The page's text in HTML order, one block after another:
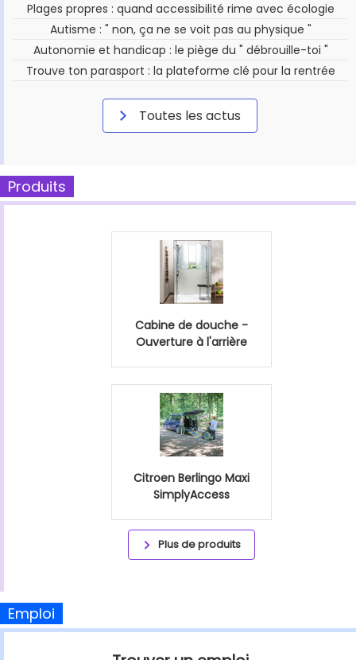
Plages propres : quand accessibilité rime avec écologie
Autisme : " non, ça ne se voit pas au physique "
Autonomie et handicap : le piège du " débrouille-toi "
Trouve ton parasport : la plateforme clé pour la rentrée
Toutes les actus
Produits
Cabine de douche -
Ouverture à l'arrière
Citroen Berlingo Maxi
SimplyAccess
Plus de produits
Emploi